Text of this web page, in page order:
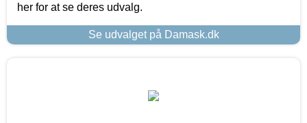
her for at se deres udvalg.
Se udvalget på Damask.dk